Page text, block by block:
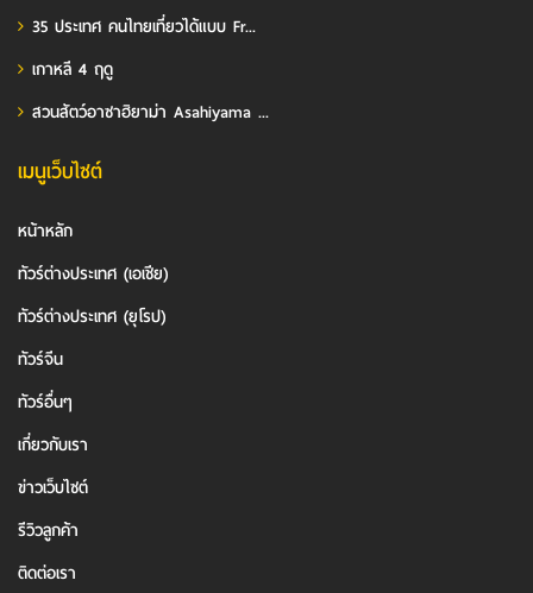
35 ประเทศ คนไทยเที่ยวได้แบบ Fr...
เกาหลี 4 ฤดู
สวนสัตว์อาซาฮิยาม่า Asahiyama ...
เมนูเว็บไซต์
หน้าหลัก
ทัวร์ต่างประเทศ (เอเชีย)
ทัวร์ต่างประเทศ (ยุโรป)
ทัวร์จีน
ทัวร์อื่นๆ
เกี่ยวกับเรา
ข่าวเว็บไซต์
รีวิวลูกค้า
ติดต่อเรา